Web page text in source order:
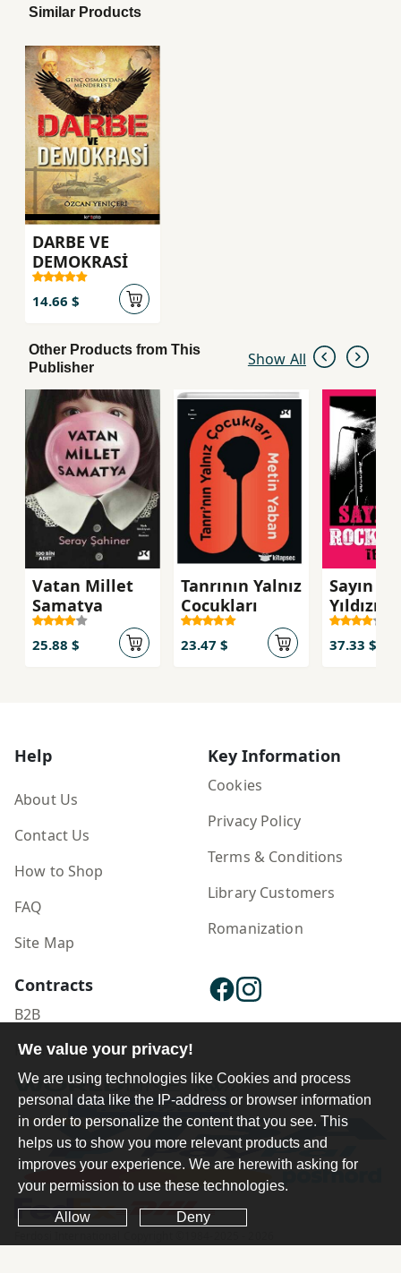
zenginken bazilari yoksuldur?" seklinde bir
sÖmürgecilik, kapitalizm ve sosyalizm
uygulamalari arasinda ilginç ve çok Ögretici bir
yolculuga çikiyorlar. SÖmürgeler, koloniler,
devrimler ve kurtulus hareketlerinin gÖlgesi,
günümüze nasil düsüyor... Sanayi Devrimi,
neden Moldovya'da degil de Ingiltere'de
basladi... Kara Ölüm denilen Veba, krallari,
lordlari, serfleri nasil etkiledi... Toplumlarin
elitleri ile en alttakiler arasinda degisen ve
degismeyen iliski biçimleri hangileridir...
Uluslarin Düsüsü, dünyaya bakisinizi ve
Similar Products
DARBE VE
DEMOKRASİ
14.66 $
Other Products from This
Publisher
Show All
Vatan Millet
Samatya
25.88 $
Tanrının Yalnız
Cocukları
23.47 $
Sayın
Yıldızı
37.33 $
Help
About Us
Contact Us
How to Shop
FAQ
Site Map
Key Information
Cookies
Privacy Policy
Terms & Conditions
Library Customers
Romanization
Contracts
B2B
Publisher Login
We value your privacy!
We are using technologies like Cookies and process
personal data like the IP-address or browser information
in order to personalize the content that you see. This
helps us to show you more relevant products and
improves your experience. We are herewith asking for
your permission to use these technologies.
Allow Deny